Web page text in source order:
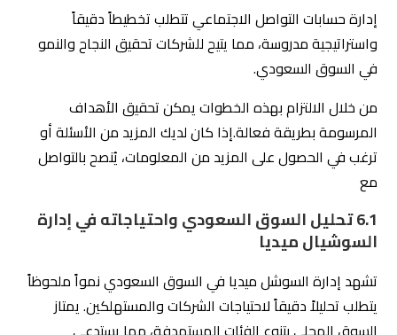
شركة التزام للتسويق الإلكتروني
على الرقم
+966506600096
أو عبر البريد الإلكتروني
Info@eltzam.sa
اقراء المزيد: تجربتي باختيار افضل شركة
تسويق في الرياض
7. مقارنة بين خدمات شركة التزام والشركات
الأخرى